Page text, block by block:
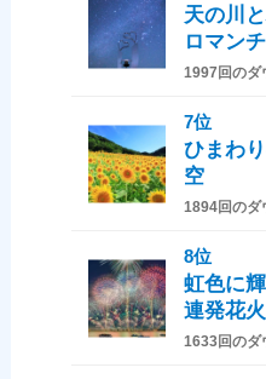
天の川
ロマン
1997回のダ
7位
ひまわ
空
1894回のダ
8位
虹色に
連発花火
1633回のダ